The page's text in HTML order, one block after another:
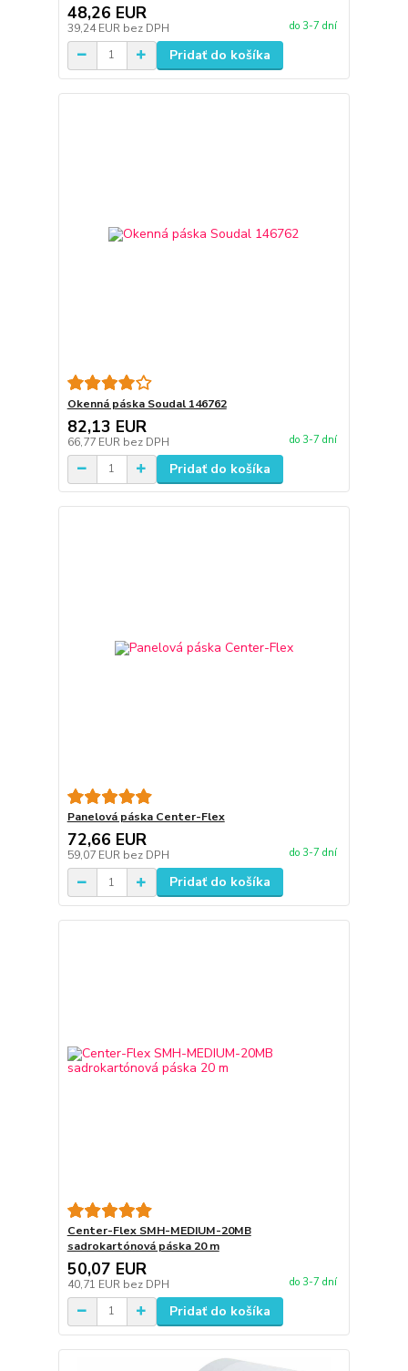
48,26 EUR
39,24 EUR bez DPH do 3-7 dní
Pridať do košíka
Okenná páska Soudal 146762
82,13 EUR
66,77 EUR bez DPH do 3-7 dní
Pridať do košíka
Panelová páska Center-Flex
72,66 EUR
59,07 EUR bez DPH do 3-7 dní
Pridať do košíka
Center-Flex SMH-MEDIUM-20MB
sadrokartónová páska 20 m
50,07 EUR
40,71 EUR bez DPH do 3-7 dní
Pridať do košíka